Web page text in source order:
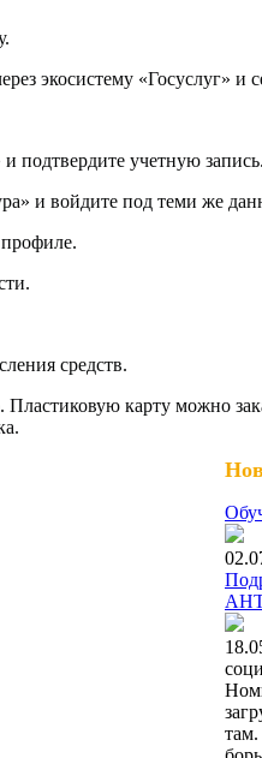
экосистему «Госуслуг» и
и подтвердите учетную запись.
и войдите под теми же
средств.
Пластиковую карту можно